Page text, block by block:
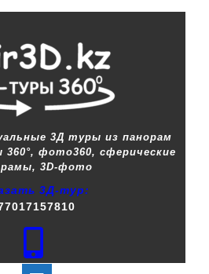
3Д туры из панорам
360°, фото360, сферические
3D-фото
3Д-тур: